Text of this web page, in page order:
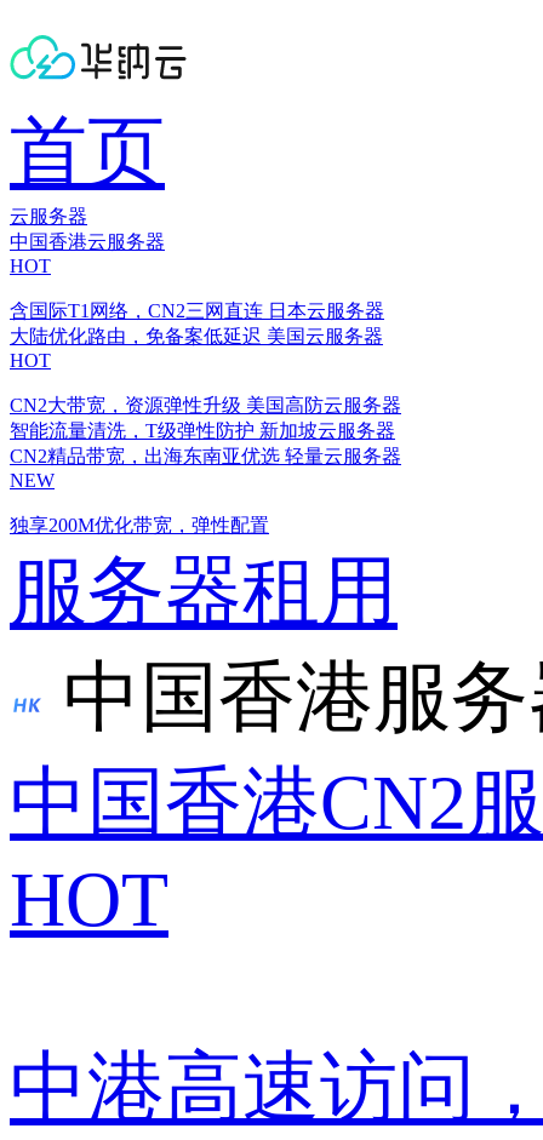
首页
云服务器
中国香港云服务器
HOT
含国际T1网络，CN2三网直连 日本云服务器
大陆优化路由，免备案低延迟 美国云服务器
HOT
CN2大带宽，资源弹性升级 美国高防云服务器
智能流量清洗，T级弹性防护 新加坡云服务器
CN2精品带宽，出海东南亚优选 轻量云服务器
NEW
独享200M优化带宽，弹性配置
服务器租用
中国香港服
中国香港CN2
HOT
中港高速访问